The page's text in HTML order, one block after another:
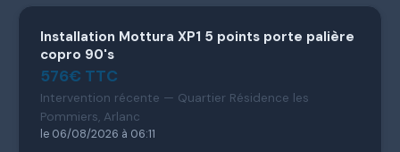
Installation Mottura XP1 5 points porte palière
copro 90's
576€ TTC
Intervention récente — Quartier Résidence les
Pommiers, Arlanc
le 06/08/2026 à 06:11